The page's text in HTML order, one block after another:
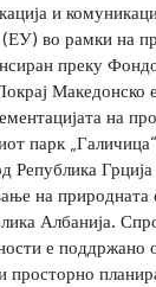
и
(ЕУ) во рамки на
преку
Македонско
на
парк
Република
на природната
Албанија.
е поддржано
просторно